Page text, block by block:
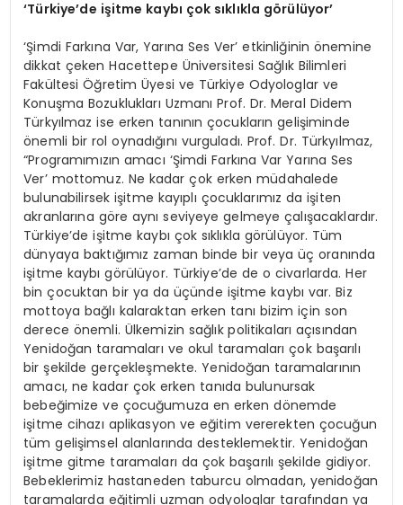
‘Türkiye’de işitme kaybı çok sıklıkla görülüyor’
‘Şimdi Farkına Var, Yarına Ses Ver’ etkinliğinin önemine
dikkat çeken Hacettepe Üniversitesi Sağlık Bilimleri
Fakültesi Öğretim Üyesi ve Türkiye Odyologlar ve
Konuşma Bozuklukları Uzmanı Prof. Dr. Meral Didem
Türkyılmaz ise erken tanının çocukların gelişiminde
önemli bir rol oynadığını vurguladı. Prof. Dr. Türkyılmaz,
“Programımızın amacı ‘Şimdi Farkına Var Yarına Ses
Ver’ mottomuz. Ne kadar çok erken müdahalede
bulunabilirsek işitme kayıplı çocuklarımız da işiten
akranlarına göre aynı seviyeye gelmeye çalışacaklardır.
Türkiye’de işitme kaybı çok sıklıkla görülüyor. Tüm
dünyaya baktığımız zaman binde bir veya üç oranında
işitme kaybı görülüyor. Türkiye’de de o civarlarda. Her
bin çocuktan bir ya da üçünde işitme kaybı var. Biz
mottoya bağlı kalaraktan erken tanı bizim için son
derece önemli. Ülkemizin sağlık politikaları açısından
Yenidoğan taramaları ve okul taramaları çok başarılı
bir şekilde gerçekleşmekte. Yenidoğan taramalarının
amacı, ne kadar çok erken tanıda bulunursak
bebeğimize ve çocuğumuza en erken dönemde
işitme cihazı aplikasyon ve eğitim vererekten çocuğun
tüm gelişimsel alanlarında desteklemektir. Yenidoğan
işitme gitme taramaları da çok başarılı şekilde gidiyor.
Bebeklerimiz hastaneden taburcu olmadan, yenidoğan
taramalarda eğitimli uzman odyologlar tarafından ya